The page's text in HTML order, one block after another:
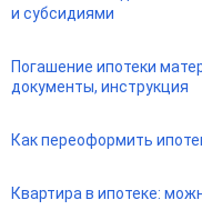
и субсидиями
Погашение ипотеки
документы, инструкция
Как переоформить
Квартира в ипотеке: